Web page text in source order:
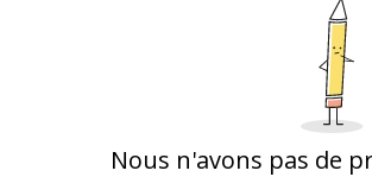
Nous n'avons pas de